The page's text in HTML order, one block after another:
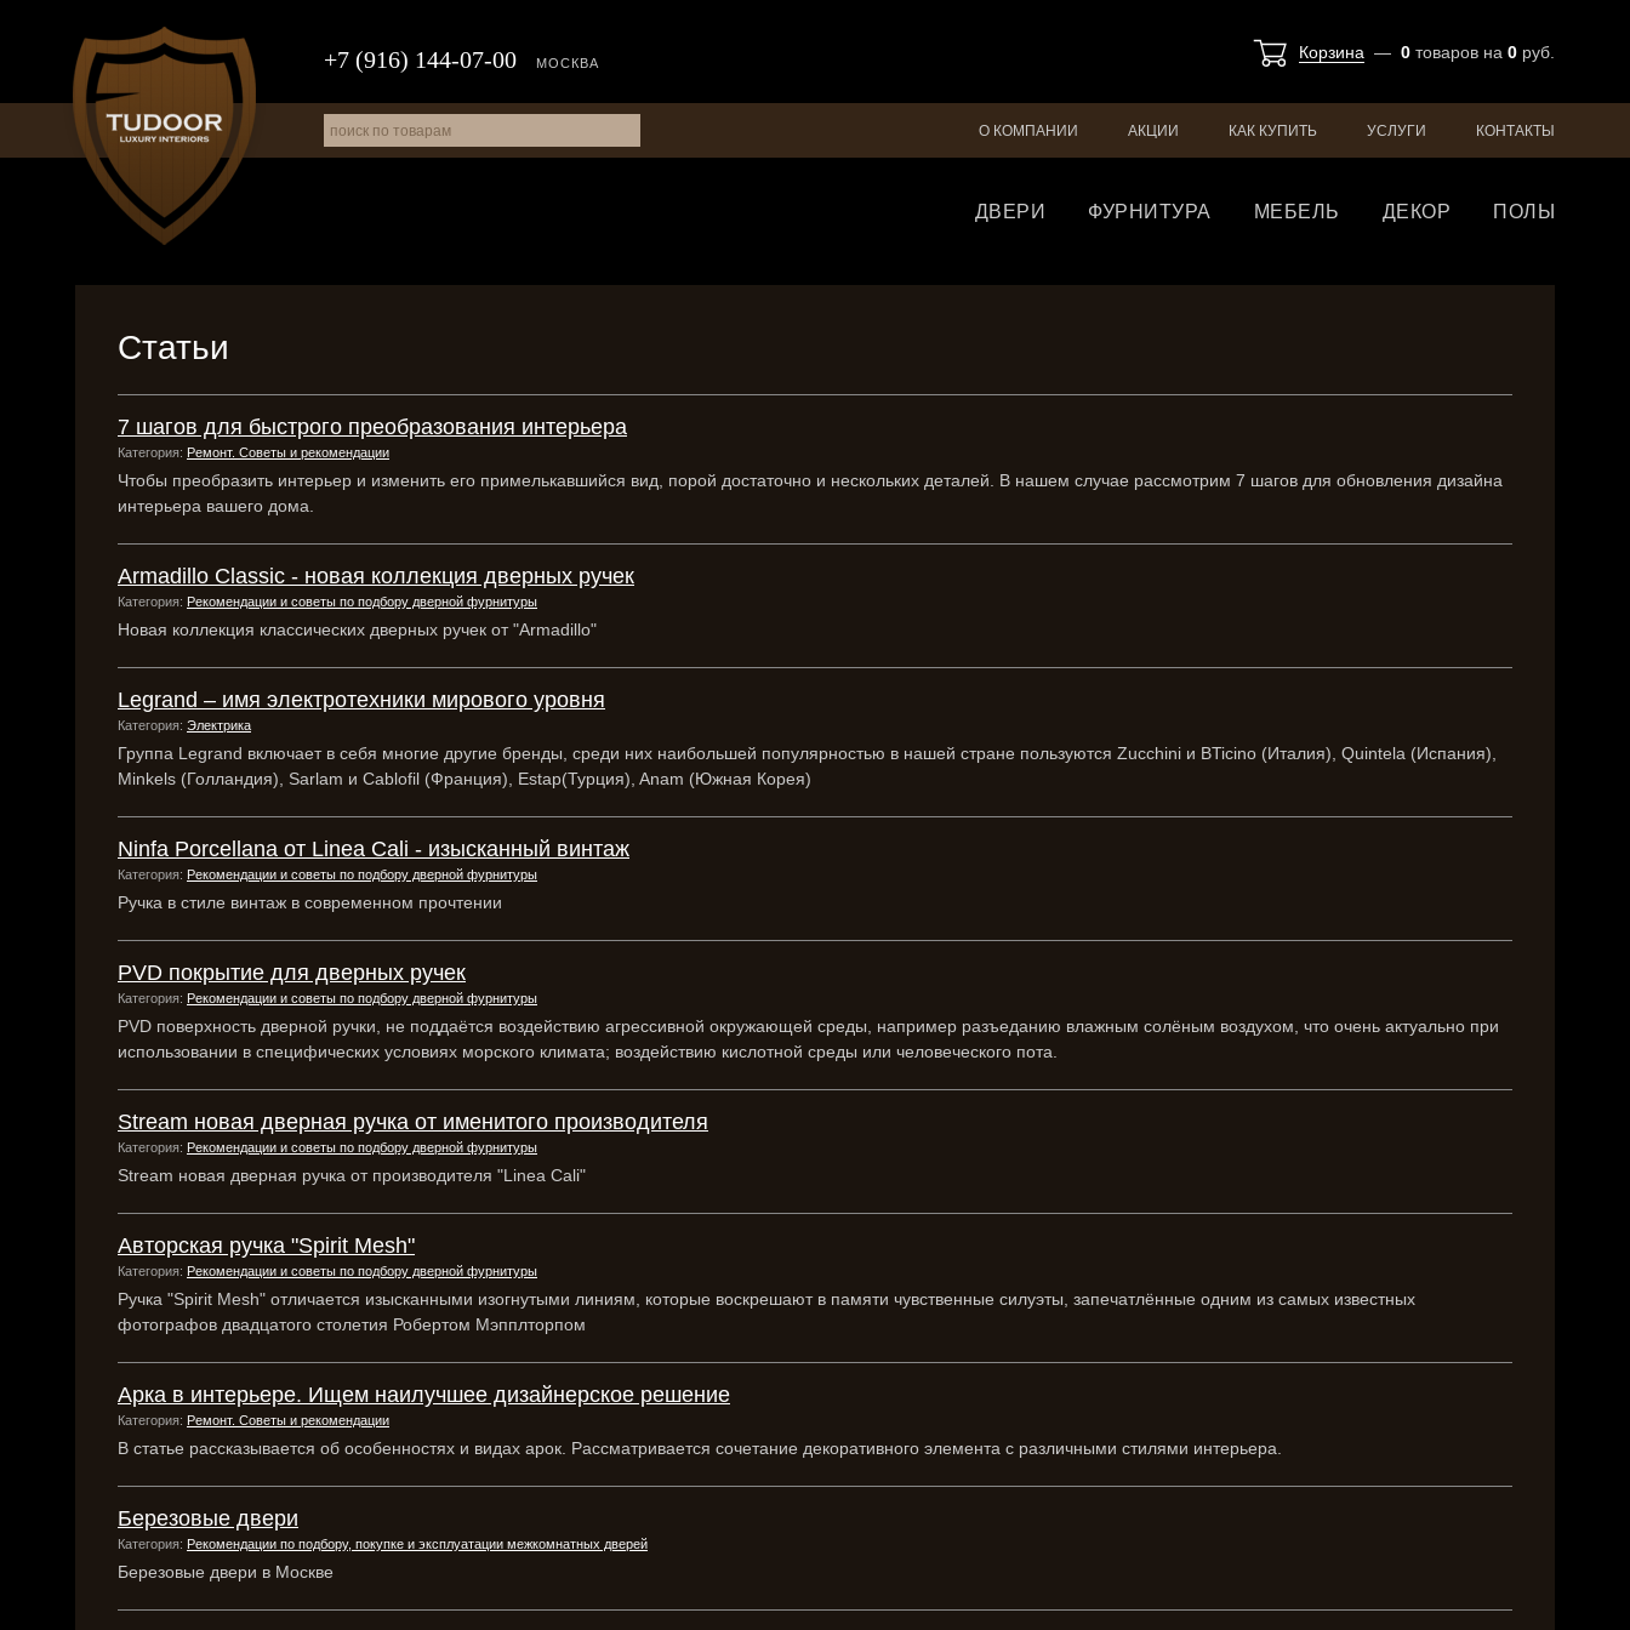
Корзина — 0 товаров на 0 руб.
+7 (916) 144-07-00 МОСКВА
О КОМПАНИИ АКЦИИ КАК КУПИТЬ УСЛУГИ КОНТАКТЫ
ДВЕРИ ФУРНИТУРА МЕБЕЛЬ ДЕКОР ПОЛЫ
Статьи
7 шагов для быстрого преобразования интерьера
Категория: Ремонт. Советы и рекомендации
Чтобы преобразить интерьер и изменить его примелькавшийся вид, порой достаточно и нескольких деталей. В нашем случае рассмотрим 7 шагов для обновления дизайна
интерьера вашего дома.
Armadillo Classic - новая коллекция дверных ручек
Категория: Рекомендации и советы по подбору дверной фурнитуры
Новая коллекция классических дверных ручек от "Armadillo"
Legrand – имя электротехники мирового уровня
Категория: Электрика
Группа Legrand включает в себя многие другие бренды, среди них наибольшей популярностью в нашей стране пользуются Zucchini и BTicino (Италия), Quintela (Испания),
Minkels (Голландия), Sarlam и Cablofil (Франция), Estap(Турция), Anam (Южная Корея)
Ninfa Porcellana от Linea Cali - изысканный винтаж
Категория: Рекомендации и советы по подбору дверной фурнитуры
Ручка в стиле винтаж в современном прочтении
PVD покрытие для дверных ручек
Категория: Рекомендации и советы по подбору дверной фурнитуры
PVD поверхность дверной ручки, не поддаётся воздействию агрессивной окружающей среды, например разъеданию влажным солёным воздухом, что очень актуально при
использовании в специфических условиях морского климата; воздействию кислотной среды или человеческого пота.
Stream новая дверная ручка от именитого производителя
Категория: Рекомендации и советы по подбору дверной фурнитуры
Stream новая дверная ручка от производителя "Linea Cali"
Авторская ручка "Spirit Mesh"
Категория: Рекомендации и советы по подбору дверной фурнитуры
Ручка "Spirit Mesh" отличается изысканными изогнутыми линиям, которые воскрешают в памяти чувственные силуэты, запечатлённые одним из самых известных
фотографов двадцатого столетия Робертом Мэпплторпом
Арка в интерьере. Ищем наилучшее дизайнерское решение
Категория: Ремонт. Советы и рекомендации
В статье рассказывается об особенностях и видах арок. Рассматривается сочетание декоративного элемента с различными стилями интерьера.
Березовые двери
Категория: Рекомендации по подбору, покупке и эксплуатации межкомнатных дверей
Березовые двери в Москве